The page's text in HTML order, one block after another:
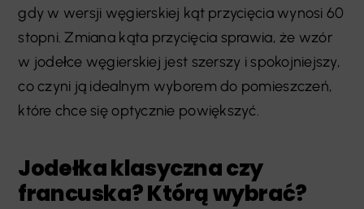
gdy w wersji węgierskiej kąt przycięcia wynosi 60
stopni. Zmiana kąta przycięcia sprawia, że wzór
w jodełce węgierskiej jest szerszy i spokojniejszy,
co czyni ją idealnym wyborem do pomieszczeń,
które chce się optycznie powiększyć.
Jodełka klasyczna czy
francuska? Którą wybrać?